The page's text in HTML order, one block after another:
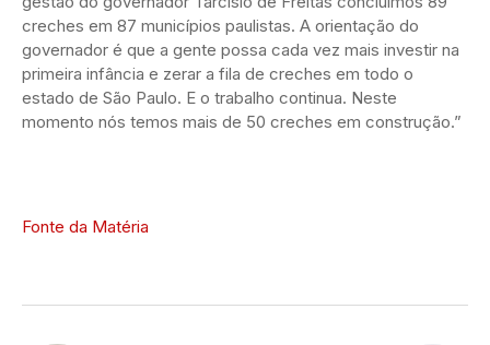
creches em 87 municípios paulistas. A orientação do
governador é que a gente possa cada vez mais investir na
primeira infância e zerar a fila de creches em todo o
estado de São Paulo. E o trabalho continua. Neste
momento nós temos mais de 50 creches em construção.”
Fonte da Matéria